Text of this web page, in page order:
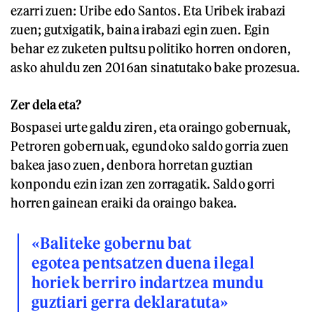
ezarri zuen: Uribe edo Santos. Eta Uribek irabazi
zuen; gutxigatik, baina irabazi egin zuen. Egin
behar ez zuketen pultsu politiko horren ondoren,
asko ahuldu zen 2016an sinatutako bake prozesua.
Zer dela eta?
Bospasei urte galdu ziren, eta oraingo gobernuak,
Petroren gobernuak, egundoko saldo gorria zuen
bakea jaso zuen, denbora horretan guztian
konpondu ezin izan zen zorragatik. Saldo gorri
horren gainean eraiki da oraingo bakea.
«Baliteke gobernu bat
egotea pentsatzen duena ilegal
horiek berriro indartzea mundu
guztiari gerra deklaratuta»